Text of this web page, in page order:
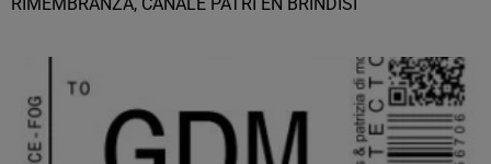
RIMEMBRANZA, CANALE PATRI EN BRINDISI